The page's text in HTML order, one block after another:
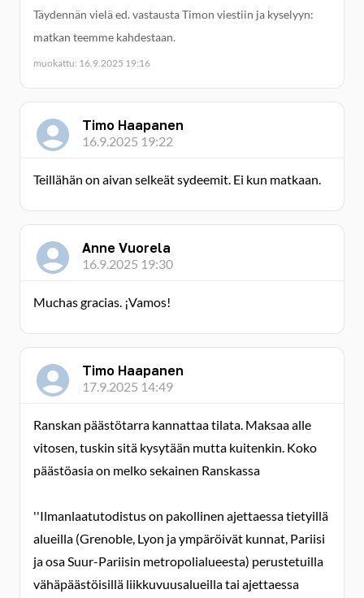
Täydennän vielä ed. vastausta Timon viestiin ja kyselyyn:
matkan teemme kahdestaan.
muokattu: 16.9.2025 19:16
Timo Haapanen
16.9.2025 19:22
Teillähän on aivan selkeät sydeemit. Ei kun matkaan.
Anne Vuorela
16.9.2025 19:30
Muchas gracias. ¡Vamos!
Timo Haapanen
17.9.2025 14:49
Ranskan päästötarra kannattaa tilata. Maksaa alle
vitosen, tuskin sitä kysytään mutta kuitenkin. Koko
päästöasia on melko sekainen Ranskassa
''Ilmanlaatutodistus on pakollinen ajettaessa tietyillä
alueilla (Grenoble, Lyon ja ympäröivät kunnat, Pariisi
ja osa Suur-Pariisin metropolialueesta) perustetuilla
vähäpäästöisillä liikkuvuusalueilla tai ajettaessa